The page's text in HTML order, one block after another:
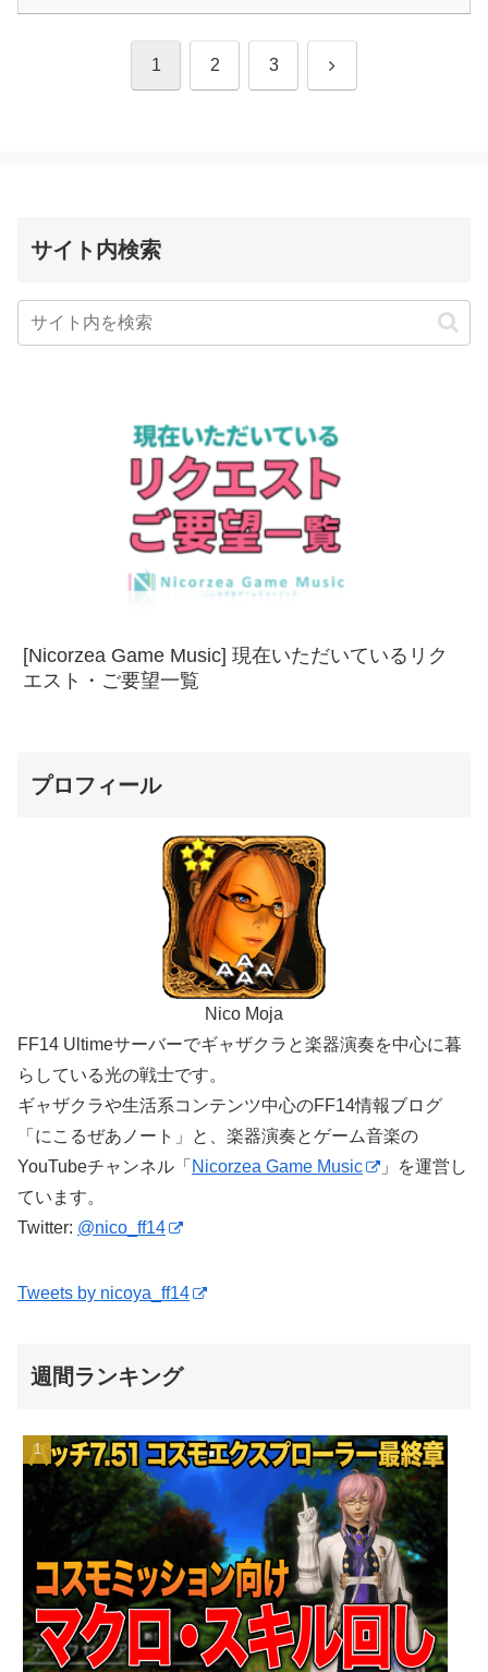
1 2 3 次
サイト内検索
[Nicorzea Game Music] 現在いただいているリク
エスト・ご要望一覧
プロフィール
Nico Moja
FF14 Ultimeサーバーでギャザクラと楽器演奏を中心に暮
らしている光の戦士です。
ギャザクラや生活系コンテンツ中心のFF14情報ブログ
「にこるぜあノート」と、楽器演奏とゲーム音楽の
YouTubeチャンネル「 Nicorzea Game Music
」を運営し
ています。
Twitter: @nico_ff14
Tweets by nicoya_ff14
週間ランキング